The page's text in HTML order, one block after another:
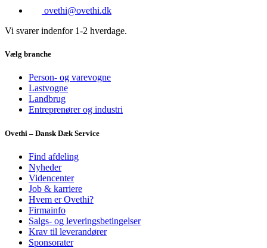
ovethi@ovethi.dk
Vi svarer indenfor 1-2 hverdage.
Vælg branche
Person- og varevogne
Lastvogne
Landbrug
Entreprenører og industri
Ovethi – Dansk Dæk Service
Find afdeling
Nyheder
Videncenter
Job & karriere
Hvem er Ovethi?
Firmainfo
Salgs- og leveringsbetingelser
Krav til leverandører
Sponsorater